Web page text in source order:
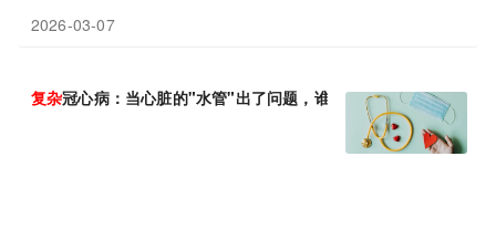
2026-03-07
复杂冠心病：当心脏的"水管"出了问题，谁来为你选择对的那条路